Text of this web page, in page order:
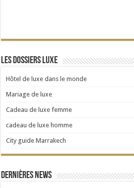
Les dossiers Luxe
Hôtel de luxe dans le monde
Mariage de luxe
Cadeau de luxe femme
cadeau de luxe homme
City guide Marrakech
Dernières news